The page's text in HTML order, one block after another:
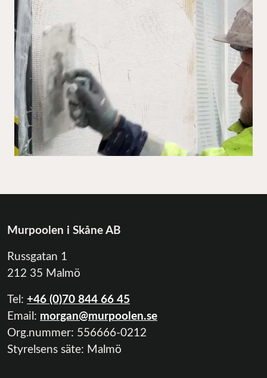
Murpoolen i Skåne AB
Russgatan 1
212 35 Malmö
Tel: +46 (0)70 844 66 45
Email: morgan@murpoolen.se
Org.nummer: 556666-0212
Styrelsens säte: Malmö